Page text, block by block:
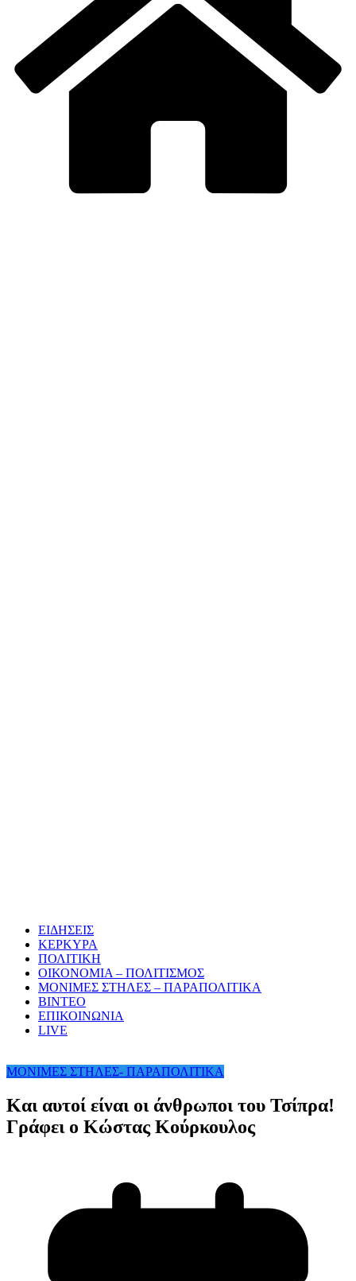
ΕΙΔΗΣΕΙΣ
ΚΕΡΚΥΡΑ
ΠΟΛΙΤΙΚΗ
ΟΙΚΟΝΟΜΙΑ – ΠΟΛΙΤΙΣΜΟΣ
ΜΟΝΙΜΕΣ ΣΤΗΛΕΣ – ΠΑΡΑΠΟΛΙΤΙΚΑ
ΒΙΝΤΕΟ
ΕΠΙΚΟΙΝΩΝΙΑ
LIVE
ΜΟΝΙΜΕΣ ΣΤΗΛΕΣ- ΠΑΡΑΠΟΛΙΤΙΚΑ
Και αυτοί είναι οι άνθρωποι του Τσίπρα!
Γράφει ο Κώστας Κούρκουλος